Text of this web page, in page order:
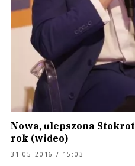
Nowa, ulepszona
rok (wideo)
31.05.2016 / 15:03